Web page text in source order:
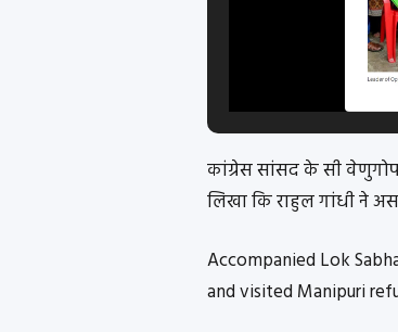
कांग्रेस सांसद के सी
लिखा कि राहुल गांधी ने
Accompanied Lok
and visited Manipuri